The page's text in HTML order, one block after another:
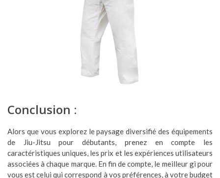
Conclusion :
Alors que vous explorez le paysage diversifié des équipements
de Jiu-Jitsu pour débutants, prenez en compte les
caractéristiques uniques, les prix et les expériences utilisateurs
associées à chaque marque. En fin de compte, le meilleur gi pour
vous est celui qui correspond à vos préférences, à votre budget